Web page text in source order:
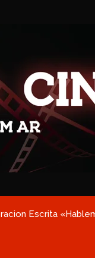
Escrita